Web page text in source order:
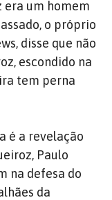
era um homem
o próprio
disse que não
escondido na
tem perna
é a revelação
Paulo
na defesa do
da